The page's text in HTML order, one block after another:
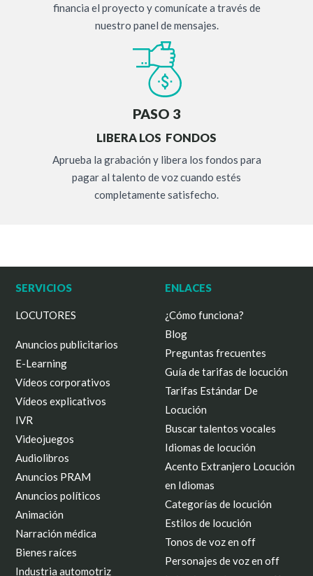
financia el proyecto y comunícate a través de
nuestro panel de mensajes.
PASO 3
LIBERA LOS FONDOS
Aprueba la grabación y libera los fondos para
pagar al talento de voz cuando estés
completamente satisfecho.
SERVICIOS
LOCUTORES
Anuncios publicitarios
E-Learning
Vídeos corporativos
Vídeos explicativos
IVR
Videojuegos
Audiolibros
Anuncios PRAM
Anuncios políticos
Animación
Narración médica
Bienes raíces
Industria automotriz
ENLACES
¿Cómo funciona?
Blog
Preguntas frecuentes
Guía de tarifas de locución
Tarifas Estándar De
Locución
Buscar talentos vocales
Idiomas de locución
Acento Extranjero Locución
en Idiomas
Categorías de locución
Estilos de locución
Tonos de voz en off
Personajes de voz en off